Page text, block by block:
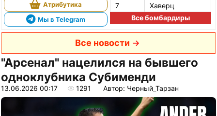
Атрибутика
Мы в Telegram
7
Хаверц
Все бомбардиры
Все новости
"Арсенал" нацелился на бывшего
одноклубника Субименди
13.06.2026 00:17 1291 Автор: Черный_Тарзан